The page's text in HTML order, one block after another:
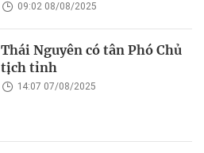
09:02 08/08/2025
Thái Nguyên có tân Phó Chủ
tịch tỉnh
14:07 07/08/2025